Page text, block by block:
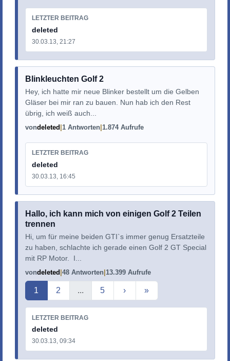
LETZTER BEITRAG
deleted
30.03.13, 21:27
Blinkleuchten Golf 2
Hey, ich hatte mir neue Blinker bestellt um die Gelben
Gläser bei mir ran zu bauen. Nun hab ich den Rest
übrig, ich weiß auch...
vondeleted 1 Antworten 1.874 Aufrufe
LETZTER BEITRAG
deleted
30.03.13, 16:45
Hallo, ich kann mich von einigen Golf 2 Teilen
trennen
Hi, um für meine beiden GTI`s immer genug Ersatzteile
zu haben, schlachte ich gerade einen Golf 2 GT Special
mit RP Motor. I...
vondeleted 48 Antworten 13.399 Aufrufe
Aktuelle Seite
1 2 ... 5 › »
LETZTER BEITRAG
deleted
30.03.13, 09:34